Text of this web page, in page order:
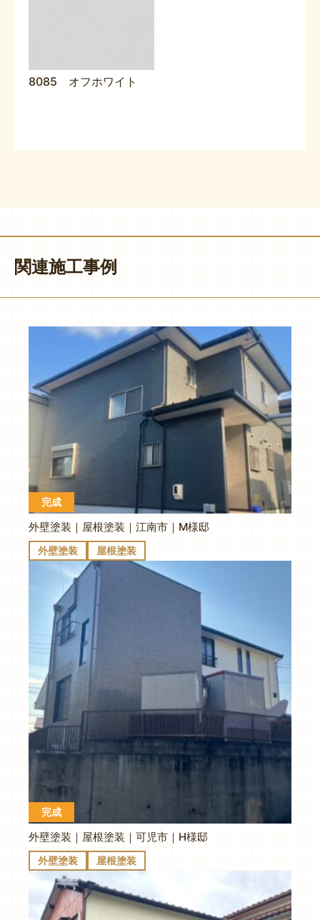
8085 オフホワイト
関連施工事例
完成
外壁塗装｜屋根塗装｜江南市｜M様邸
外壁塗装 屋根塗装
完成
外壁塗装｜屋根塗装｜可児市｜H様邸
外壁塗装 屋根塗装